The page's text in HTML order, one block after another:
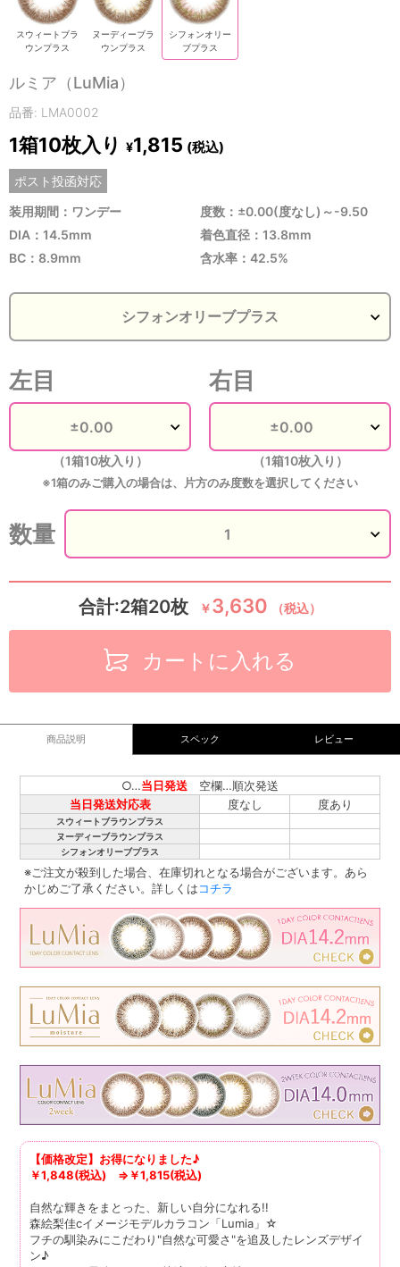
スウィートブラ
ウンプラス
ヌーディーブラ
ウンプラス
シフォンオリー
ブプラス
ルミア（LuMia）
品番: LMA0002
1箱10枚入り ¥1,815 (税込)
ポスト投函対応
装用期間：ワンデー
度数：±0.00(度なし)～-9.50
DIA：14.5mm
着色直径：13.8mm
BC：8.9mm
含水率：42.5%
左目
（1箱10枚入り）
右目
（1箱10枚入り）
※1箱のみご購入の場合は、片方のみ度数を選択してください
数量
合計:2箱20枚 ￥3,630 （税込）
カートに入れる
商品説明 スペック レビュー
○…当日発送 空欄…順次発送
当日発送対応表
度なし 度あり
スウィートブラウンプラス
ヌーディーブラウンプラス
シフォンオリーブプラス
※ご注文が殺到した場合、在庫切れとなる場合がございます。あら
かじめご了承ください。詳しくはコチラ
【価格改定】お得になりました♪
￥1,848(税込) ⇒￥1,815(税込)
自然な輝きをまとった、新しい自分になれる!!
森絵梨佳cイメージモデルカラコン「Lumia」☆
フチの馴染みにこだわり"自然な可愛さ"を追及したレンズデザイ
ン♪